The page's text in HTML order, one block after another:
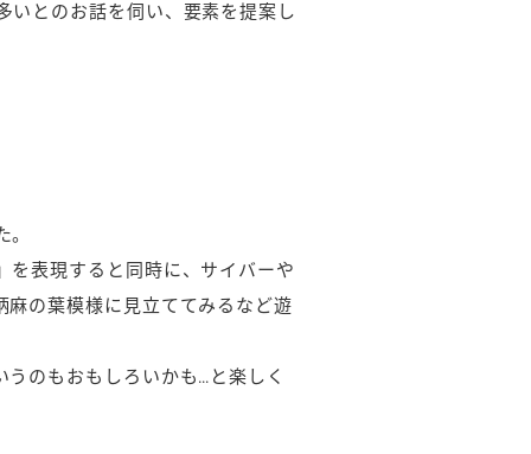
いとのお話を伺い、要素を提案し
を表現すると同時に、サイバーや
麻の葉模様に見立ててみるなど遊
のもおもしろいかも…と楽しく